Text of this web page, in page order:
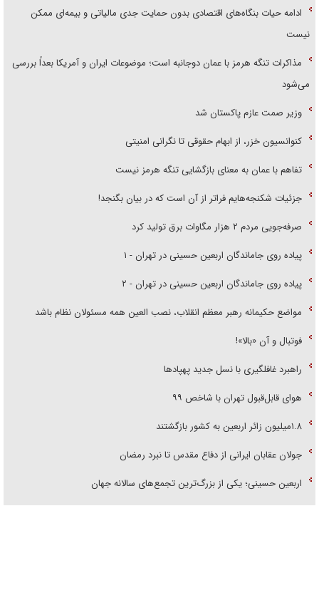
ادامه حیات بنگاه‌های اقتصادی بدون حمایت جدی مالیاتی و بیمه‌ای ممکن
نیست
مذاکرات تنگه هرمز با عمان دوجانبه است؛ موضوعات ایران و آمریکا بعداً بررسی
می‌شود
وزیر صمت عازم پاکستان شد
کنوانسیون خزر، از ابهام حقوقی تا نگرانی امنیتی
تفاهم با عمان به معنای بازگشایی تنگه هرمز نیست
جزئیات شکنجه‌هایم فراتر از آن است که در بیان بگنجد!
صرفه‌جویی مردم ۲ هزار مگاوات برق تولید کرد
پیاده روی جاماندگان اربعین حسینی در تهران - ۱
پیاده روی جاماندگان اربعین حسینی در تهران - ۲
مواضع حکیمانه رهبر معظم انقلاب، نصب العین همه مسئولان نظام باشد
فوتبال و آن «بالا»!
راهبرد غافلگیری با نسل جدید پهپاد‌ها
هوای قابل‌قبول تهران با شاخص ۹۹
۱.۸میلیون زائر اربعین به کشور بازگشتند
جولان عقابان ایرانی از دفاع مقدس تا نبرد رمضان
اربعین حسینی؛ یکی از بزرگ‌ترین تجمع‌های سالانه جهان